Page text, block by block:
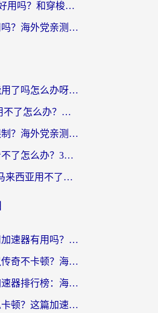
Quickback VPN好用吗？和穿梭VPN对比哪个回国效果更好？海外党必看的真实测评与选择指南
穿梭和快喵好用吗？海外党亲测3款回国加速器，附日本回国VPN避坑指南
汽水到国外不能用了吗怎么办呀？海外党追剧看片的救星在这里！
音悦Tai在瑞典用不了怎么办？海外华人追剧听歌的实用指南
优酷境外地域限制？海外党亲测：这样看国内剧再也不卡（附3个实用场景解决）
香港西瓜视频看不了怎么办？3步解决海外追剧难题，附靠谱加速器推荐
喜马拉雅FM在马来西亚用不了怎么办？海外华人亲测有效的回国加速指南
在国外打鸣潮用加速器有用吗？安全吗？海外玩家国服游戏加速全指南
德国怎么玩地鼠传奇不卡顿？海外党国服游戏加速全攻略（含战双EVE实用指南）
超越时空的猫加速器排行榜：海外党国服游戏不卡顿的终极选择指南
英国玩枪神纪总卡顿？这篇加速器选择指南帮你告别延迟（附实测推荐）